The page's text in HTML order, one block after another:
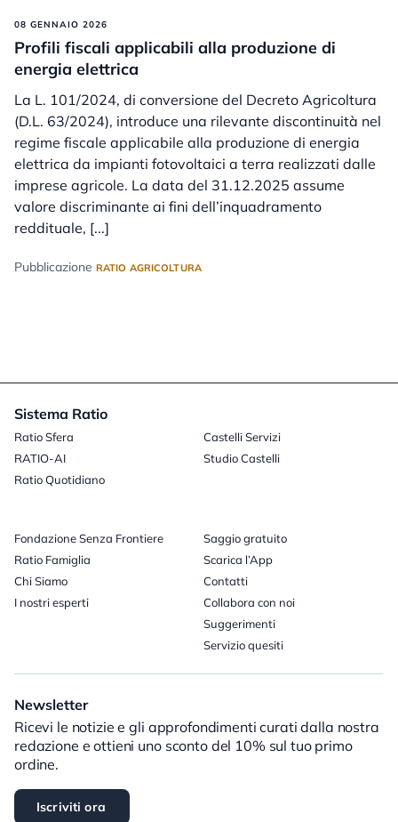
08 GENNAIO 2026
Profili fiscali applicabili alla produzione di
energia elettrica
La L. 101/2024, di conversione del Decreto Agricoltura
(D.L. 63/2024), introduce una rilevante discontinuità nel
regime fiscale applicabile alla produzione di energia
elettrica da impianti fotovoltaici a terra realizzati dalle
imprese agricole. La data del 31.12.2025 assume
valore discriminante ai fini dell’inquadramento
reddituale, [...]
Pubblicazione RATIO AGRICOLTURA
Sistema Ratio
Ratio Sfera
RATIO-AI
Ratio Quotidiano
Castelli Servizi
Studio Castelli
Fondazione Senza Frontiere
Ratio Famiglia
Chi Siamo
I nostri esperti
Saggio gratuito
Scarica l’App
Contatti
Collabora con noi
Suggerimenti
Servizio quesiti
Newsletter
Ricevi le notizie e gli approfondimenti curati dalla nostra
redazione e ottieni uno sconto del 10% sul tuo primo
ordine.
Iscriviti ora